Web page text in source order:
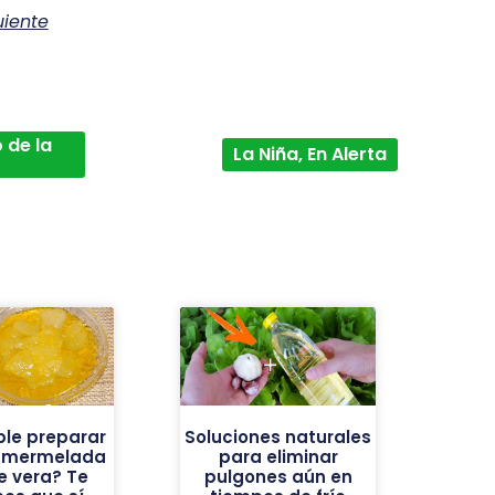
de la La Niña, En Alerta
preparar
vera? Te
Soluciones naturales
para eliminar
pulgones aún en